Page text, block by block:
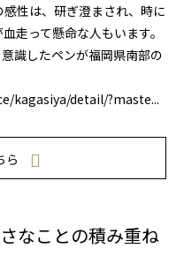
性は、研ぎ澄まされ、時に
走って懸命な人もいます。
識したペンが福岡県南部の
kagasiya/detail/?maste...
ら
なことの積み重ね